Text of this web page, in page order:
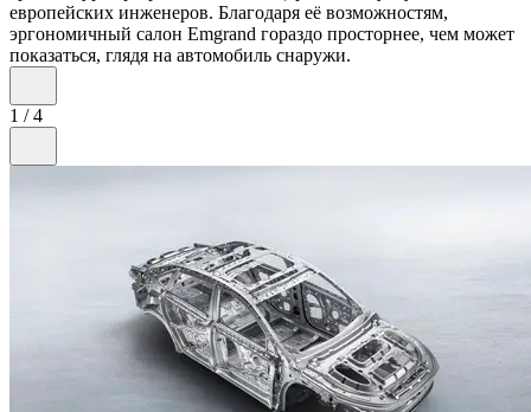
европейских инженеров. Благодаря её возможностям,
эргономичный салон Emgrand гораздо просторнее, чем может
показаться, глядя на автомобиль снаружи.
1 /4